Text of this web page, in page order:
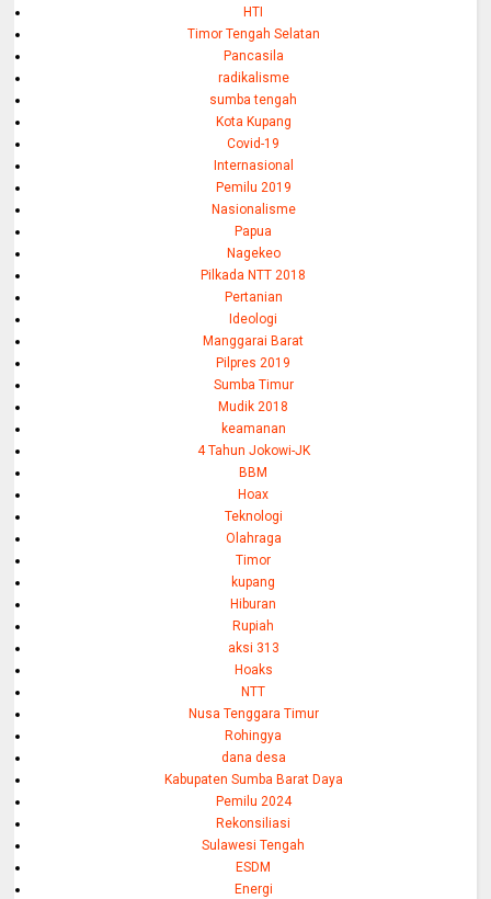
HTI
Timor Tengah Selatan
Pancasila
radikalisme
sumba tengah
Kota Kupang
Covid-19
Internasional
Pemilu 2019
Nasionalisme
Papua
Nagekeo
Pilkada NTT 2018
Pertanian
Ideologi
Manggarai Barat
Pilpres 2019
Sumba Timur
Mudik 2018
keamanan
4 Tahun Jokowi-JK
BBM
Hoax
Teknologi
Olahraga
Timor
kupang
Hiburan
Rupiah
aksi 313
Hoaks
NTT
Nusa Tenggara Timur
Rohingya
dana desa
Kabupaten Sumba Barat Daya
Pemilu 2024
Rekonsiliasi
Sulawesi Tengah
ESDM
Energi